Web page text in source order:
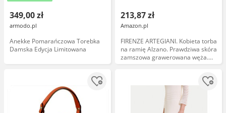
349,00 zł
armodo.pl
Anekke Pomarańczowa Torebka
Damska Edycja Limitowana
213,87 zł
Amazon.pl
FIRENZE ARTEGIANI. Kobieta torba
na ramię Alzano. Prawdziwa skóra
zamszowa grawerowana węża.
27x5x29 cm Kolor: